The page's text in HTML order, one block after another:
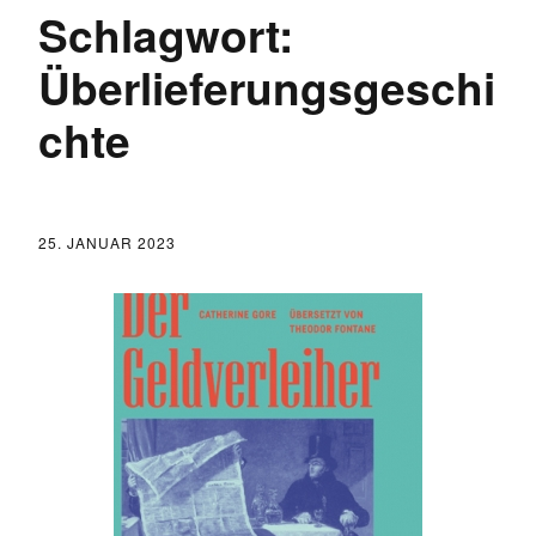
Schlagwort:
Überlieferungsgeschi
chte
25. JANUAR 2023